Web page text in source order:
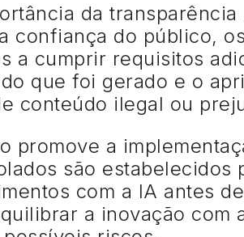
da
confiança do público,
a cumprir requisitos
que foi gerado e o
conteúdo ilegal ou
promove a
são estabelecidos
com a IA antes
a inovação com